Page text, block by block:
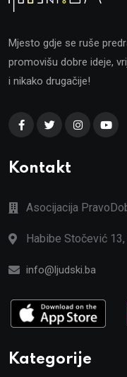
Mjesto gdje se ruše
promovišu dobre ideje,
i nikako drugačije!
Kontakt
Asocijacija
Habibe Stočević 13,
info@ljudski.ba
Kategorije